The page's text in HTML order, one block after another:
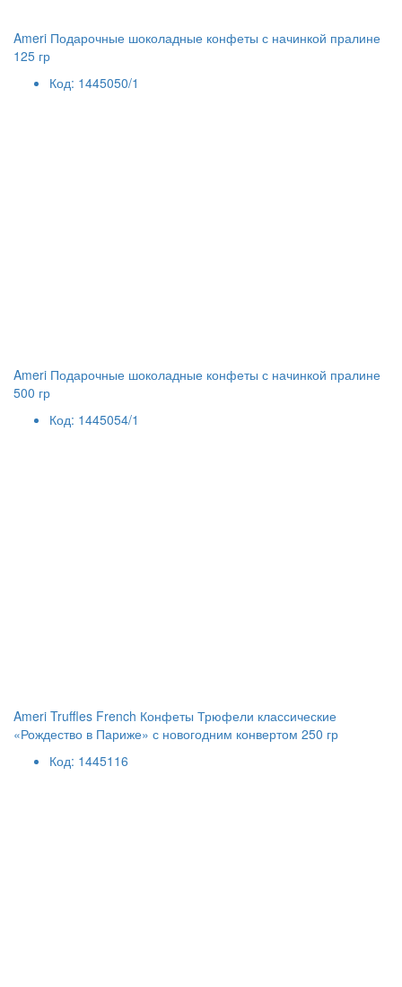
Ameri Подарочные шоколадные конфеты с начинкой пралине
125 гр
Код: 1445050/1
Ameri Подарочные шоколадные конфеты с начинкой пралине
500 гр
Код: 1445054/1
Ameri Truffles French Конфеты Трюфели классические
«Рождество в Париже» с новогодним конвертом 250 гр
Код: 1445116